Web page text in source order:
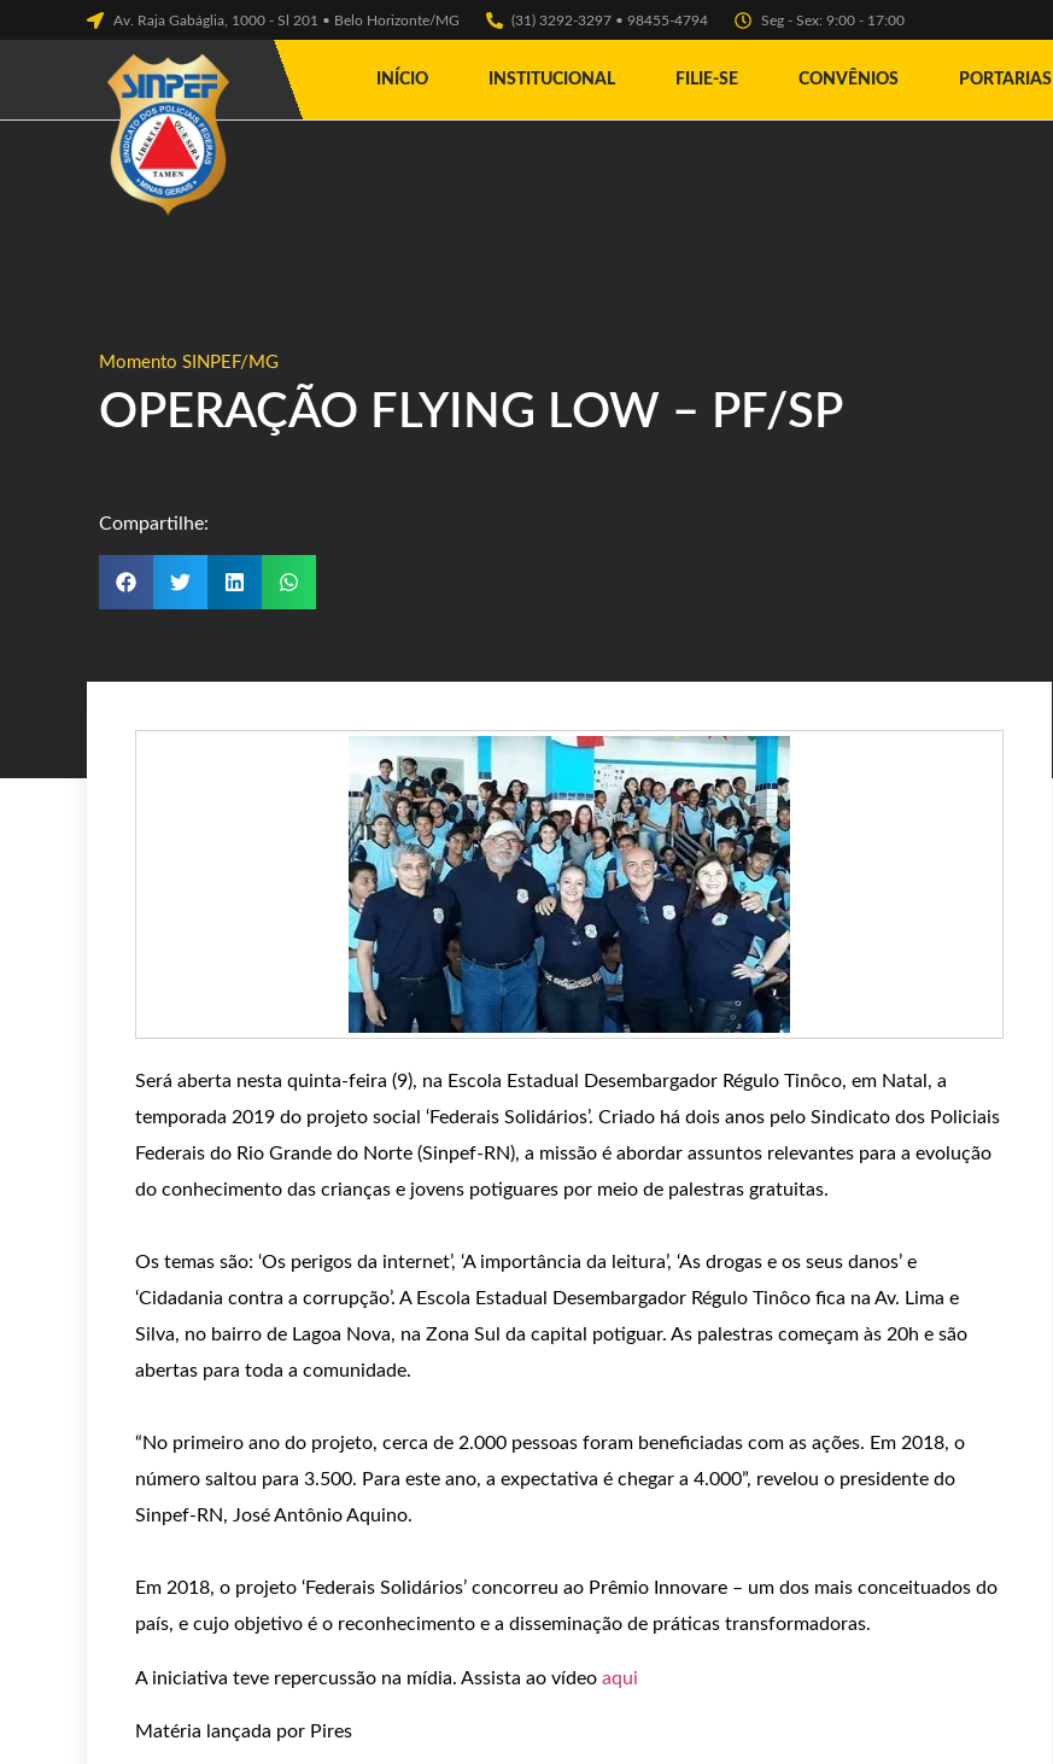
Av. Raja Gabáglia, 1000 - Sl 201 • Belo Horizonte/MG (31) 3292-3297 • 98455-4794 Seg - Sex: 9:00 - 17:00
INÍCIO INSTITUCIONAL FILIE-SE CONVÊNIOS PORTARIAS
Momento SINPEF/MG
OPERAÇÃO FLYING LOW – PF/SP
Compartilhe:
Será aberta nesta quinta-feira (9), na Escola Estadual Desembargador Régulo Tinôco, em Natal, a
temporada 2019 do projeto social ‘Federais Solidários’. Criado há dois anos pelo Sindicato dos Policiais
Federais do Rio Grande do Norte (Sinpef-RN), a missão é abordar assuntos relevantes para a evolução
do conhecimento das crianças e jovens potiguares por meio de palestras gratuitas.
Os temas são: ‘Os perigos da internet’, ‘A importância da leitura’, ‘As drogas e os seus danos’ e
‘Cidadania contra a corrupção’. A Escola Estadual Desembargador Régulo Tinôco fica na Av. Lima e
Silva, no bairro de Lagoa Nova, na Zona Sul da capital potiguar. As palestras começam às 20h e são
abertas para toda a comunidade.
“No primeiro ano do projeto, cerca de 2.000 pessoas foram beneficiadas com as ações. Em 2018, o
número saltou para 3.500. Para este ano, a expectativa é chegar a 4.000”, revelou o presidente do
Sinpef-RN, José Antônio Aquino.
Em 2018, o projeto ‘Federais Solidários’ concorreu ao Prêmio Innovare – um dos mais conceituados do
país, e cujo objetivo é o reconhecimento e a disseminação de práticas transformadoras.
A iniciativa teve repercussão na mídia. Assista ao vídeo aqui
Matéria lançada por Pires